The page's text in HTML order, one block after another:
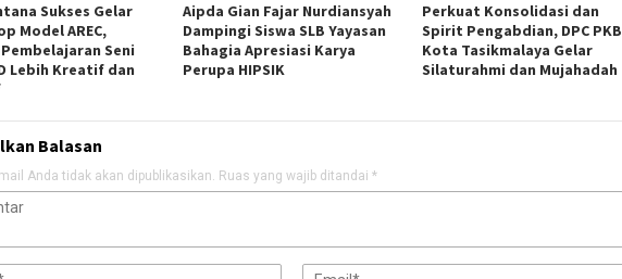
Sukses Gelar
Model AREC,
Seni
Lebih Kreatif dan
Aipda Gian Fajar Nurdiansyah
Dampingi Siswa SLB Yayasan
Bahagia Apresiasi Karya
Perupa HIPSIK
Perkuat Konsolidasi dan
Spirit Pengabdian, DPC PKB
Kota Tasikmalaya Gelar
Silaturahmi dan Mujahadah
Balasan
Anda tidak akan dipublikasikan. Ruas yang wajib ditandai *